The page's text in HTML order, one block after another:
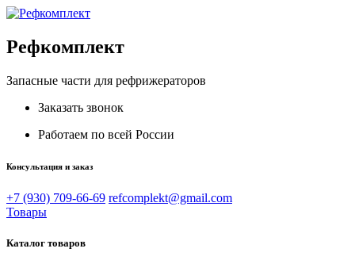
Рефкомплект
Запасные части для рефрижераторов
Заказать звонок
Работаем по всей России
Консультация и заказ
+7 (930) 709-66-69 refcomplekt@gmail.com
Товары
Каталог товаров